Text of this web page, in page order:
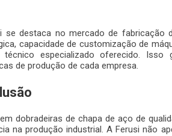
se destaca no mercado de fabricação
capacidade de customização de
técnico especializado oferecido. Isso
de produção de cada empresa.
dobradeiras de chapa de aço de
na produção industrial. A Ferusi não